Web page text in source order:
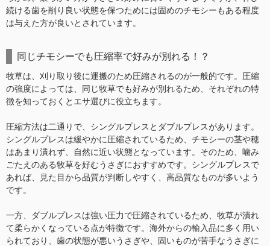
続ける歯を削り良い状態を保つためには固めのチモシーもある程度
は与えた方が良いとされています。
同じチモシーでも圧縮率で好みが別れる！？
牧草は、刈り取り後に運搬のため圧縮されるのが一般的です。圧縮
の強度によっては、同じ牧草でも好みが別れるため、それぞれの特
徴を知っておくとエサ選びに役立ちます。
圧縮方法は二通りで、シングルプレスとダブルプレスがあります。
シングルプレスは緩やかに圧縮されているため、チモシーの茎や穂
はあまり潰れず、自然に近い状態となっています。そのため、噛み
ごたえのある牧草を好むうさぎにおすすめです。シングルプレスで
あれば、見た目から品質が判断しやすく、高品質なものが多いよう
です。
一方、ダブルプレスは強い圧力で圧縮されているため、牧草が潰れ
て柔らかくなっている点が特徴です。海外からの輸入品に多く用い
られており、歯の状態が悪いうさぎや、固いものが苦手なうさぎに